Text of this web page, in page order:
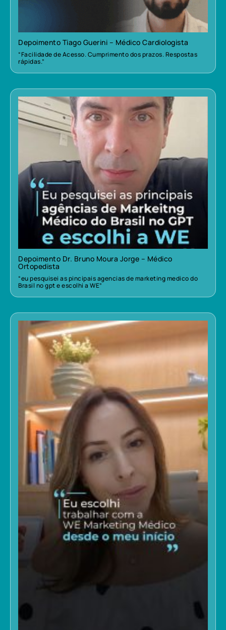
Depoimento Tiago Guerini – Médico Cardiologista
“Facilidade de Acesso. Cumprimento dos prazos. Respostas
rápidas.”
Depoimento Dr. Bruno Moura Jorge – Médico
Ortopedista
“eu pesquisei as pincipais agencias de marketing medico do
Brasil no gpt e escolhi a WE”